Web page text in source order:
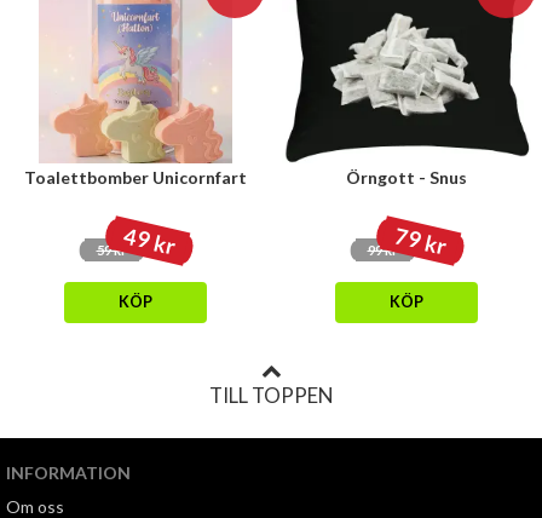
Toalettbomber Unicornfart
59 kr49 kr
KÖP
Örngott - Snus
99 kr79 kr
KÖP
TILL TOPPEN
INFORMATION
Om oss